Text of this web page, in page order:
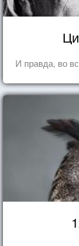
И правда, во